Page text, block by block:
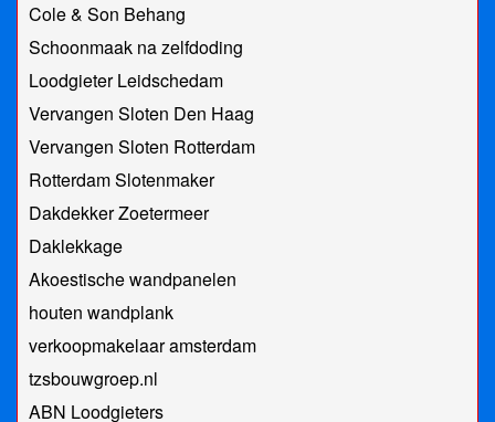
Cole & Son Behang
Schoonmaak na zelfdoding
Loodgieter Leidschedam
Vervangen Sloten Den Haag
Vervangen Sloten Rotterdam
Rotterdam Slotenmaker
Dakdekker Zoetermeer
Daklekkage
Akoestische wandpanelen
houten wandplank
verkoopmakelaar amsterdam
tzsbouwgroep.nl
ABN Loodgieters